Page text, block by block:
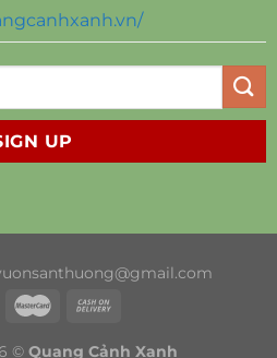
UP
© Quang Cảnh Xanh